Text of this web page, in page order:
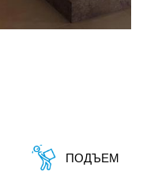
ПОДЪЕМ